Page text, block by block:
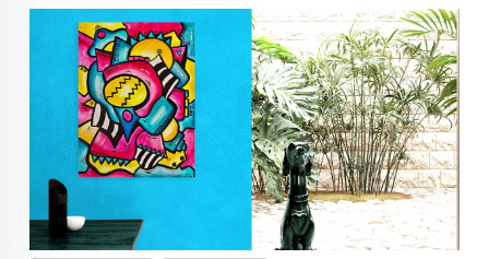
MALERIER BLOGG
ARTIKLER OM KUNST
INTERIØR OG KUNST
KUNST INVESTERING
KUNSTSTILER
FARGETEORI